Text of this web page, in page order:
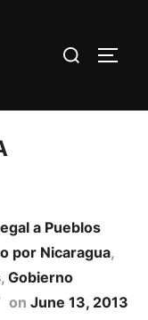
a Pueblos
por Nicaragua,
, Gobierno
on June 13, 2013